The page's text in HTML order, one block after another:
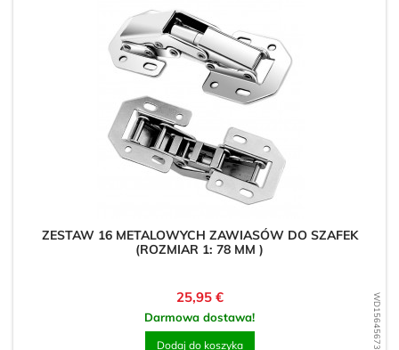
WD1564567339
ZESTAW 16 METALOWYCH ZAWIASÓW DO SZAFEK
(ROZMIAR 1: 78 MM )
Cena
25,95 €
Darmowa dostawa!
Dodaj do koszyka